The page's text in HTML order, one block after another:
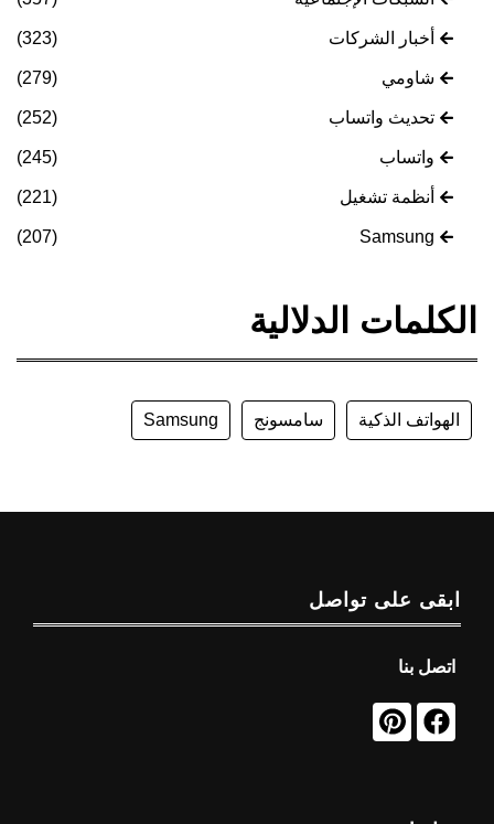
أخبار الشركات (323)
شاومي (279)
تحديث واتساب (252)
واتساب (245)
أنظمة تشغيل (221)
Samsung
(207)
الكلمات الدلالية
الهواتف الذكية سامسونج Samsung
ابقى على تواصل
اتصل بنا